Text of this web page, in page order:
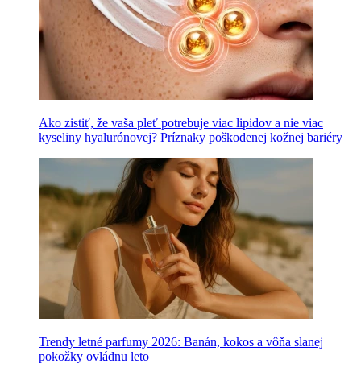
Ako zistiť, že vaša pleť potrebuje viac lipidov a nie viac
kyseliny hyalurónovej? Príznaky poškodenej kožnej bariéry
Trendy letné parfumy 2026: Banán, kokos a vôňa slanej
pokožky ovládnu leto